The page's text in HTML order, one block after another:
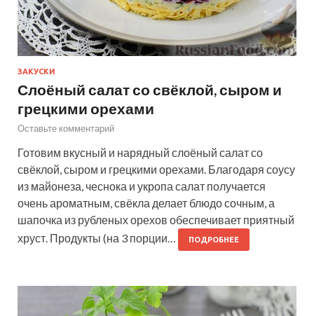
ЗАКУСКИ
Слоёный салат со свёклой, сыром и
грецкими орехами
Оставьте комментарий
Готовим вкусный и нарядный слоёный салат со
свёклой, сыром и грецкими орехами. Благодаря соусу
из майонеза, чеснока и укропа салат получается
очень ароматным, свёкла делает блюдо сочным, а
шапочка из рубленых орехов обеспечивает приятный
хруст. Продукты (на 3 порции…
ПОДРОБНЕЕ